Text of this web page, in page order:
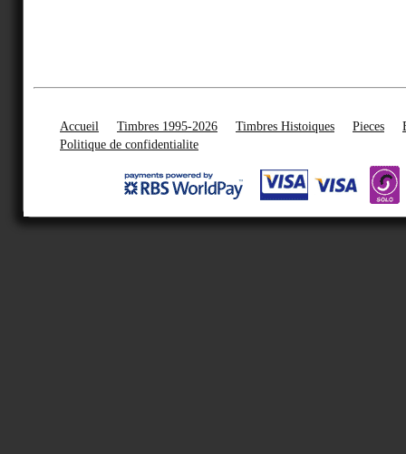
Accueil Timbres 1995-2026 Timbres Histoiques Pieces
Politique de confidentialite